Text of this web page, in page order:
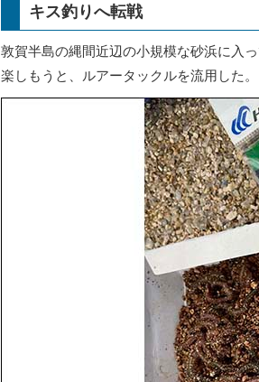
キス釣りへ転戦
敦賀半島の縄間近辺の小規模な砂浜に入
楽しもうと、ルアータックルを流用した。